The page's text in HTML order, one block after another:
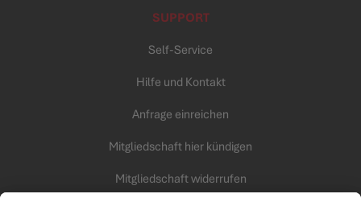
SUPPORT
Self-Service
Hilfe und Kontakt
Anfrage einreichen
Mitgliedschaft hier kündigen
Mitgliedschaft widerrufen